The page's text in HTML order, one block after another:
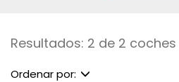
Resultados: 2 de 2 coches
Ordenar por: